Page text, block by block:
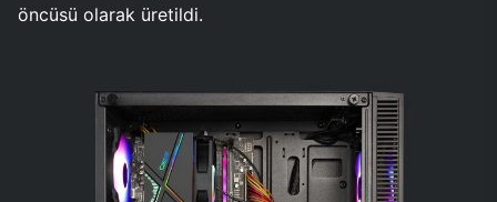
öncüsü olarak üretildi.